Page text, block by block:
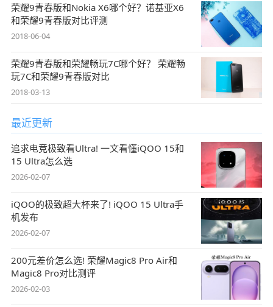
荣耀9青春版和Nokia X6哪个好？诺基亚X6
和荣耀9青春版对比评测
2018-06-04
荣耀9青春版和荣耀畅玩7C哪个好？ 荣耀畅
玩7C和荣耀9青春版对比
2018-03-13
最近更新
追求电竞极致看Ultra! 一文看懂iQOO 15和
15 Ultra怎么选
2026-02-07
iQOO的极致超大杯来了! iQOO 15 Ultra手
机发布
2026-02-07
200元差价怎么选! 荣耀Magic8 Pro Air和
Magic8 Pro对比测评
2026-02-03